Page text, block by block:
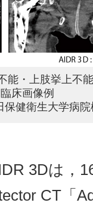
・上肢挙上不
床画像例
保健衛生大学病
3Dは，
CT「